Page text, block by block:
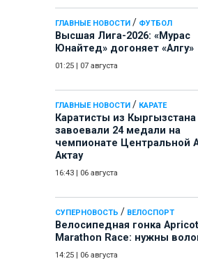
ГЛАВНЫЕ НОВОСТИ / ФУТБОЛ
Высшая Лига-2026: «Мурас
Юнайтед» догоняет «Алгу»
01:25 07 августа
ГЛАВНЫЕ НОВОСТИ / КАРАТЕ
Каратисты из Кыргызстана
завоевали 24 медали на
чемпионате Центральной
Актау
16:43 06 августа
СУПЕРНОВОСТЬ / ВЕЛОСПОРТ
Велосипедная гонка Apricot
Marathon Race: нужны
14:25 06 августа